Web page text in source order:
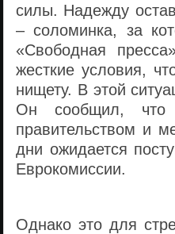
силы. Надежду
– соломинка, за
«Свободная
жесткие условия,
нищету. В этой
Он сообщил, что
правительством и
дни ожидается
Еврокомиссии.
Однако это для